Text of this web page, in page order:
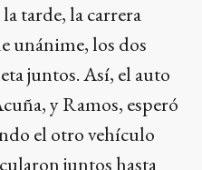
tarde, la carrera
unánime, los dos
juntos. Así, el auto
y Ramos, esperó
el otro vehículo
juntos hasta